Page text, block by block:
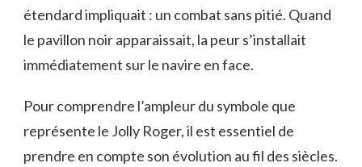
étendard impliquait : un combat sans pitié. Quand
le pavillon noir apparaissait, la peur s’installait
immédiatement sur le navire en face.
Pour comprendre l’ampleur du symbole que
représente le Jolly Roger, il est essentiel de
prendre en compte son évolution au fil des siècles.